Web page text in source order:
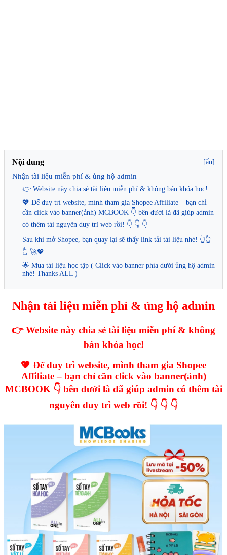
Nội dung [ẩn]
Nhận tài liệu miễn phí & ủng hộ admin
👉 Website này chia sẻ tài liệu miễn phí & không bán khóa học!
💖 Để duy trì website, mình tham gia Shopee Affiliate – bạn chỉ
cần click vào banner(ảnh) MCBOOK 👇 bên dưới là đã giúp admin
có thêm tài nguyên duy trì web rồi! 👇 👇 👇
Sau khi mở Shopee, bạn quay lại sẽ thấy link tải tài liệu nhé! 👆👆
👆 🚀💖.
🌟 Mua tài liệu học tập ( Click vào banner phía dưới ủng hộ admin
nhé! Thanks ALL )
Nhận tài liệu miễn phí & ủng hộ admin
👉 Website này chia sẻ tài liệu miễn phí & không
bán khóa học!
💖 Để duy trì website, mình tham gia Shopee
Affiliate – bạn chỉ cần click vào banner(ảnh)
MCBOOK 👇 bên dưới là đã giúp admin có thêm tài
nguyên duy trì web rồi! 👇 👇 👇